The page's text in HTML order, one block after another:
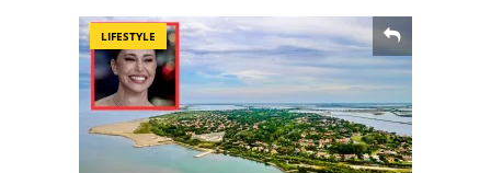
LIFESTYLE